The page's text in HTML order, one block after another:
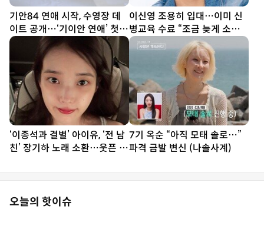
기안84 연애 시작, 수영장 데
이트 공개…‘기이안 연애’ 첫
티저
이신영 조용히 입대…이미 신
병교육 수료 “조금 늦게 소식
전해 죄송”
‘이종석과 결별’ 아이유, ‘전 남
친’ 장기하 노래 소환…웃픈 타
7기 옥순 “아직 모태 솔로…”
파격 금발 변신 (나솔사계)
오늘의 핫이슈